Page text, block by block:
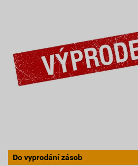
Do vyprodání zásob